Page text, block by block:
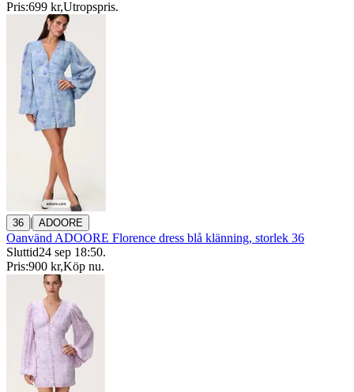
Pris:699 kr,Utropspris.
36 | ADOORE
Oanvänd ADOORE Florence dress blå klänning, storlek 36
Sluttid24 sep 18:50.
Pris:900 kr,Köp nu.